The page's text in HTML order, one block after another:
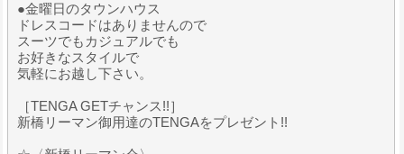
●金曜日のタウンハウス
ドレスコードはありませんので
スーツでもカジュアルでも
お好きなスタイルで
気軽にお越し下さい。
［TENGA GETチャンス!!］
新橋リーマン御用達のTENGAをプレゼント!!